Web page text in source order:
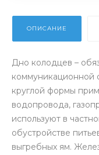
ОПИСАНИЕ
Дно колодцев –
коммуникационной
круглой формы
водопровода,
используют в
обустройстве
выгребных ям.